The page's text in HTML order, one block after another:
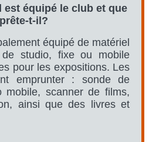
est équipé le club et que
prête-t-il?
équipé de matériel
studio, fixe ou mobile
pour les expositions. Les
emprunter : sonde de
mobile, scanner de films,
ainsi que des livres et